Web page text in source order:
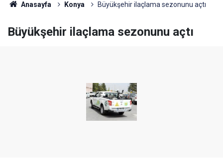
Anasayfa Konya Büyükşehir ilaçlama sezonunu açtı
Büyükşehir ilaçlama sezonunu açtı